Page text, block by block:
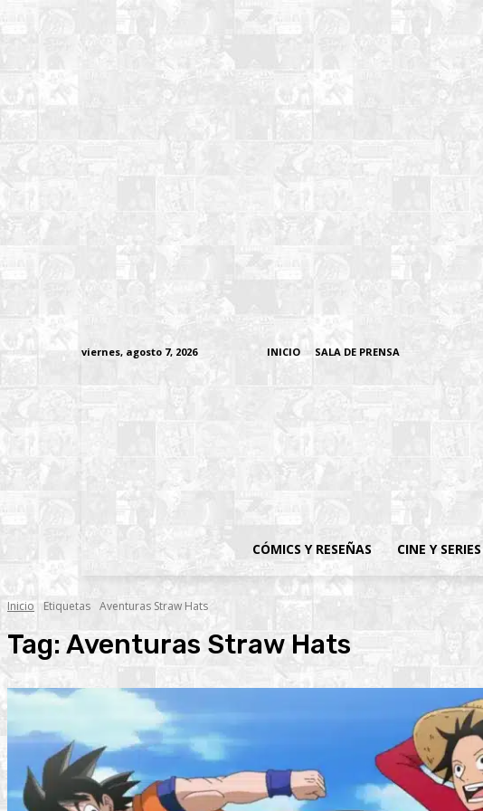
viernes, agosto 7, 2026 INICIO SALA DE PRENSA
CÓMICS Y RESEÑAS CINE Y SERIES
Inicio Etiquetas Aventuras Straw Hats
Tag:Aventuras Straw Hats